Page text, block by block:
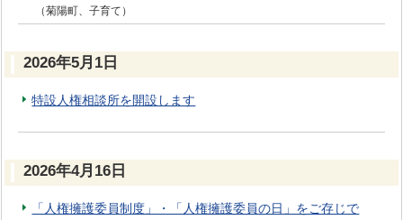
（菊陽町、子育て）
2026年5月1日
特設人権相談所を開設します
2026年4月16日
「人権擁護委員制度」・「人権擁護委員の日」をご存じで